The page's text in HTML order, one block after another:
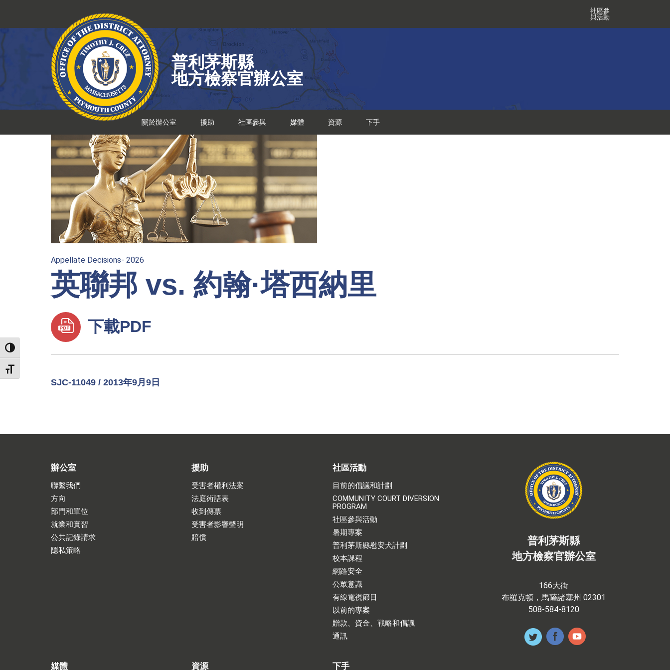
TOGGLE HIGH CONTRAST
TOGGLE FONT SIZE
內
容
社區參
與活動
普利茅斯縣
地方檢察官辦公室
關於辦公室 援助 社區參與 媒體 資源 下手
Appellate Decisions- 2026
英聯邦 vs. 約翰·塔西納里
下載PDF
SJC-11049 / 2013年9月9日
辦公室
聯繫我們
方向
部門和單位
就業和實習
公共記錄請求
隱私策略
援助
受害者權利法案
法庭術語表
收到傳票
受害者影響聲明
賠償
社區活動
目前的倡議和計劃
COMMUNITY COURT DIVERSION
PROGRAM
社區參與活動
暑期專案
普利茅斯縣慰安犬計劃
校本課程
網路安全
公眾意識
有線電視節目
以前的專案
贈款、資金、戰略和倡議
通訊
媒體 資源 下手
普利茅斯縣
地方檢察官辦公室
166大街
布羅克頓，馬薩諸塞州 02301
508-584-8120